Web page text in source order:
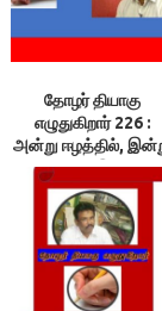
தோழர் தியாகு
எழுதுகிறார் 226 :
அன்று ஈழத்தில்,
மணிப்பூரில்